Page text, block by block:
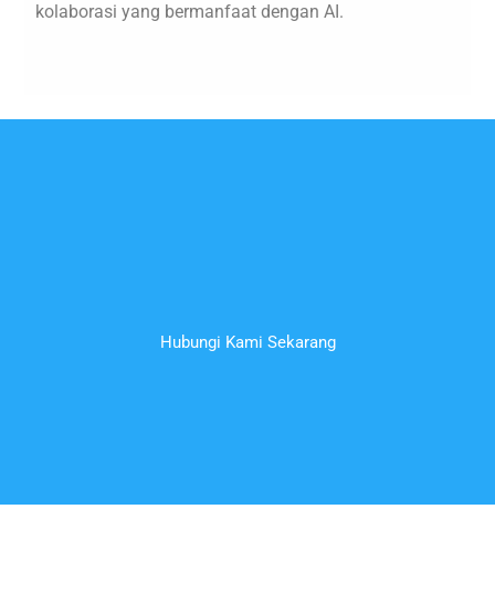
kolaborasi yang bermanfaat dengan AI.
Hubungi Kami Sekarang